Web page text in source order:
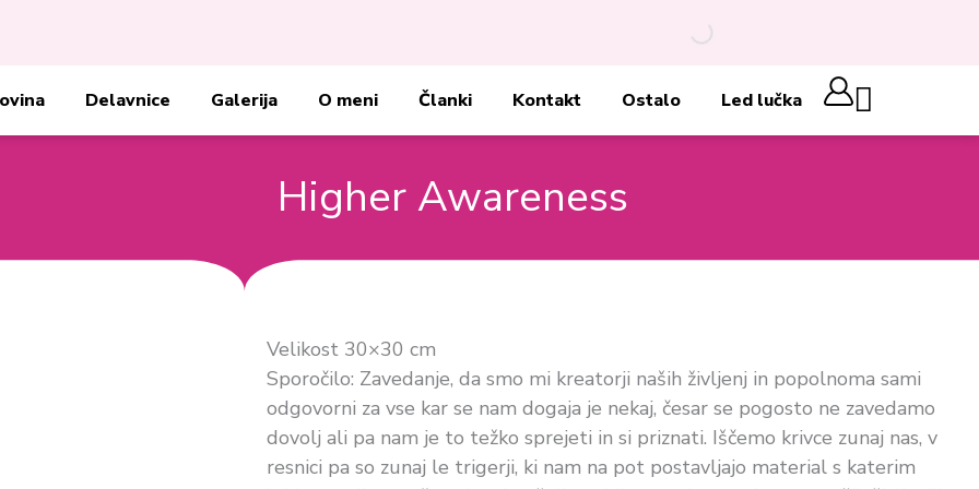
Delavnice Galerija O meni Članki Kontakt Ostalo Led lučka Cart
Higher Awareness
Velikost 30×30 cm
Sporočilo: Zavedanje, da smo mi kreatorji naših življenj in popolnoma sami
odgovorni za vse kar se nam dogaja je nekaj, česar se pogosto ne zavedamo
dovolj ali pa nam je to težko sprejeti in si priznati. Iščemo krivce zunaj nas, v
resnici pa so zunaj le trigerji, ki nam na pot postavljajo material s katerim